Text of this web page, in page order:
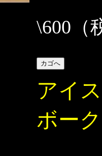
\600（
アイ
ボーク